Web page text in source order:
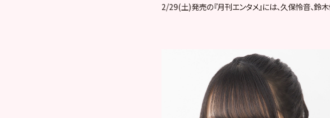
2/29(土)発売の『月刊エンタメ』には、久保怜音、鈴